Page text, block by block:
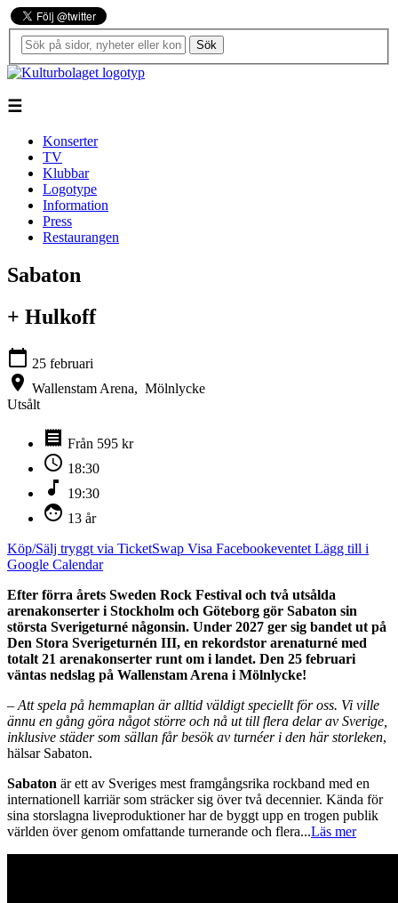
Sök
☰
Konserter
TV
Klubbar
Logotype
Information
Press
Restaurangen
Sabaton
+ Hulkoff
calendar_today 25 februari
location_on Wallenstam Arena, Mölnlycke
Utsålt
receipt Från 595 kr
schedule 18:30
music_note 19:30
face 13 år
Köp/Sälj tryggt via TicketSwap Visa Facebookeventet Lägg till i
Google Calendar
Efter förra årets Sweden Rock Festival och två utsålda
arenakonserter i Stockholm och Göteborg gör Sabaton sin
största Sverigeturné någonsin. Under 2027 ger sig bandet ut på
Den Stora Sverigeturnén III, en rekordstor arenaturné med
totalt 21 arenakonserter runt om i landet. Den 25 februari
väntas nedslag på Wallenstam Arena i Mölnlycke!
– Att spela på hemmaplan är alltid väldigt speciellt för oss. Vi ville
ännu en gång göra något större och nå ut till flera delar av Sverige,
inklusive städer som sällan får besök av turnéer i den här storleken,
hälsar Sabaton.
Sabaton är ett av Sveriges mest framgångsrika rockband med en
internationell karriär som sträcker sig över två decennier. Kända för
sina storslagna liveproduktioner har de byggt upp en trogen publik
världen över genom omfattande turnerande och flera...Läs mer